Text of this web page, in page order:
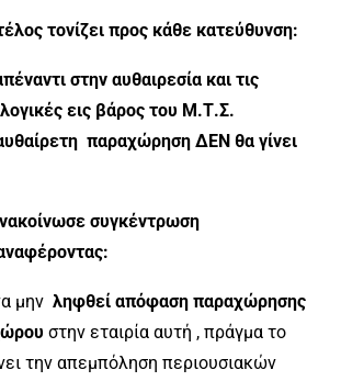
τονίζει προς κάθε κατεύθυνση:
στην αυθαιρεσία και τις
λογικές εις βάρος του Μ.Τ.Σ.
παραχώρηση ΔΕΝ θα γίνει
συγκέντρωση
μην ληφθεί απόφαση παραχώρησης
στην εταιρία αυτή , πράγμα το
την απεμπόληση περιουσιακών